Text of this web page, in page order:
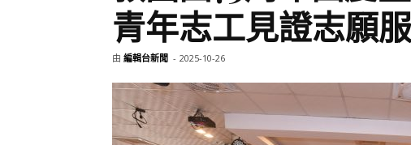
青年志工見證志願
由 編輯台新聞 - 2025-10-26